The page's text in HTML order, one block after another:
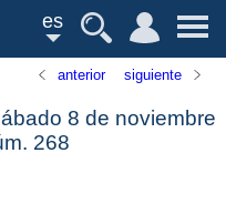
es
anterior siguiente
8 de noviembre
268